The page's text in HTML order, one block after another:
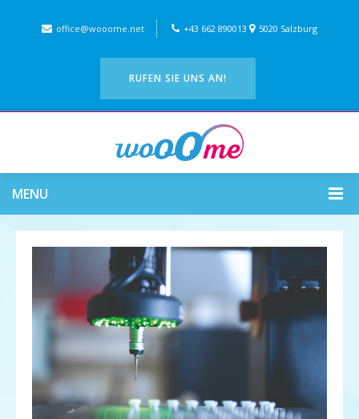
office@wooome.net +43 662 890013 5020 Salzburg
RUFEN SIE UNS AN!
MENU